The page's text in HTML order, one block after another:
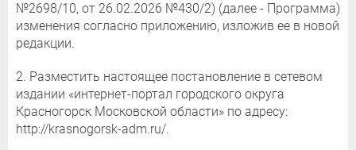
№2698/10, от 26.02.2026 №430/2) (далее - Программа)
изменения согласно приложению, изложив ее в новой
редакции.
2. Разместить настоящее постановление в сетевом
издании «интернет-портал городского округа
Красногорск Московской области» по адресу:
http://krasnogorsk-adm.ru/.